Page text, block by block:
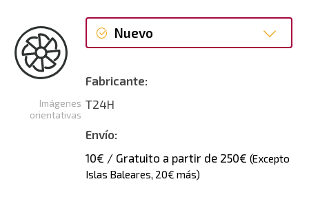
Nuevo
Fabricante:
T24H
Envío:
10€ / Gratuito a partir de 250€ (Excepto
Islas Baleares, 20€ más)
Imágenes
orientativas